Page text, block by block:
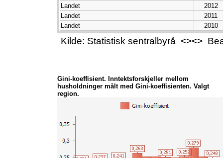
Landet
2012
Landet
2011
Landet
2010
Landet
2009
Kilde: Statistisk sentralbyrå <><>
Gini-koeffisient. Inntektsforskjeller mellom
husholdninger målt med Gini-koeffisienten. Valgt
region.